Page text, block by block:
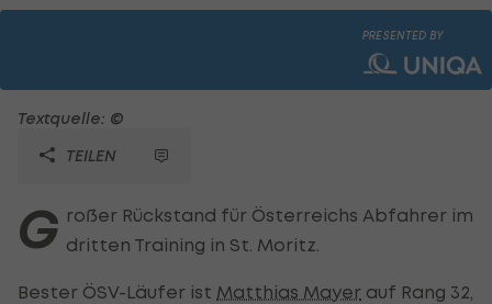
PRESENTED BY
Textquelle: ©
TEILEN
G roßer Rückstand für Österreichs Abfahrer im
dritten Training in St. Moritz.
Bester ÖSV-Läufer ist Matthias Mayer auf Rang 32,